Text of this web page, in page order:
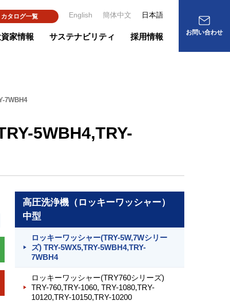
日本語
簡体中文
English
カタログ一覧
家情報 サステナビリティ 採用情報 お問い合わせ
7WBH4
5WBH4,TRY-
高圧洗浄機（ロッキーワッシャー）
中型
ロッキーワッシャー(TRY-5W,7Wシリー
ズ) TRY-5WX5,TRY-5WBH4,TRY-
7WBH4
ロッキーワッシャー(TRY760シリーズ)
TRY-760,TRY-1060, TRY-1080,TRY-
10120,TRY-10150,TRY-10200